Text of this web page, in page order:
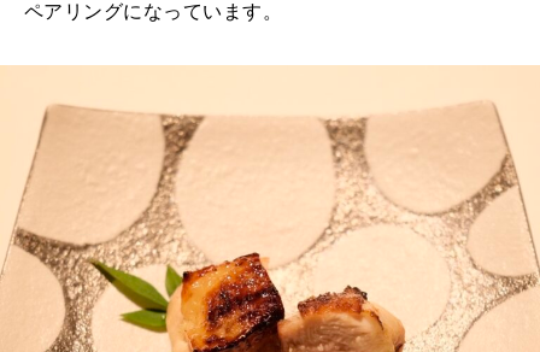
ペアリングになっています。